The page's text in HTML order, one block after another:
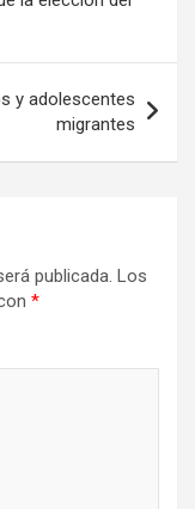
y adolescentes
migrantes
publicada. Los
*